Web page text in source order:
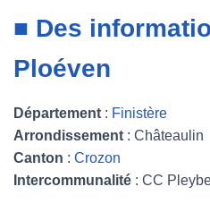
■ Des
Ploéven
Département : Finistère
Arrondissement : Châteaulin
Canton : Crozon
Intercommunalité : CC